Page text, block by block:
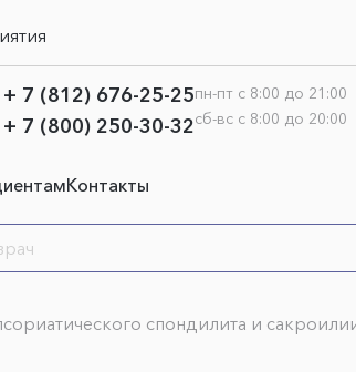
+ 7 (812) 676-25-25
+ 7 (800) 250-30-32
пн-пт с 8:00 до 21:00
сб-вс с 8:00 до 20:00
Контакты
спондилита и